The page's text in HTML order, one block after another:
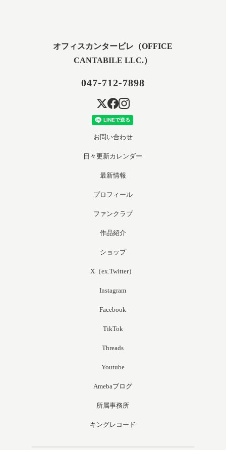
オフィスカンタービレ（OFFICE
CANTABILE LLC.）
047-712-7898
お問い合わせ
日々更新カレンダー
最新情報
プロフィール
ファンクラブ
作品紹介
ショップ
X（ex.Twitter）
Instagram
Facebook
TikTok
Threads
Youtube
Amebaブログ
所属事務所
キングレコード